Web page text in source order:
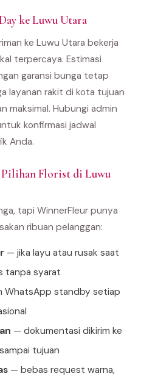
ke Luwu Utara
ke Luwu Utara bekerja
terpercaya. Estimasi
garansi bunga tetap
layanan rakit di kota tujuan
maksimal. Hubungi admin
konfirmasi jadwal
Anda.
Pilihan Florist di Luwu
tapi WinnerFleur punya
ribuan pelanggan:
— jika layu atau rusak saat
tanpa syarat
WhatsApp standby setiap
— dokumentasi dikirim ke
tujuan
— bebas request warna,